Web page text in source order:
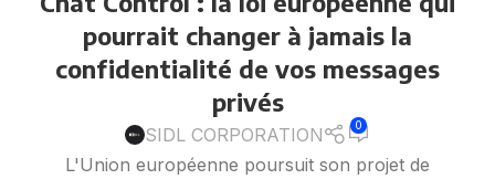
pourrait changer à jamais la
confidentialité de vos messages
privés
SIDL CORPORATION 0
L'Union européenne poursuit son projet de